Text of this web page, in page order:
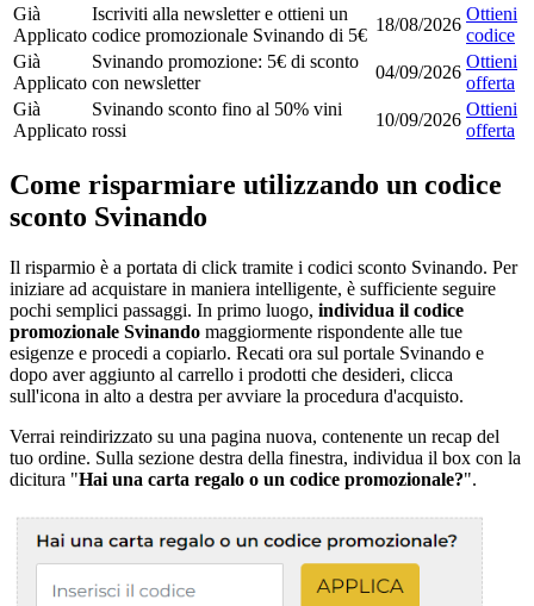
Già
Applicato
Iscriviti alla newsletter e ottieni un
codice promozionale Svinando di 5€
18/08/2026
Ottieni
codice
Già
Applicato
Svinando promozione: 5€ di sconto
con newsletter
04/09/2026
Ottieni
offerta
Già
Applicato
Svinando sconto fino al 50% vini
rossi
10/09/2026
Ottieni
offerta
Come risparmiare utilizzando un codice
sconto Svinando
Il risparmio è a portata di click tramite i codici sconto Svinando. Per
iniziare ad acquistare in maniera intelligente, è sufficiente seguire
pochi semplici passaggi. In primo luogo, individua il codice
promozionale Svinando maggiormente rispondente alle tue
esigenze e procedi a copiarlo. Recati ora sul portale Svinando e
dopo aver aggiunto al carrello i prodotti che desideri, clicca
sull'icona in alto a destra per avviare la procedura d'acquisto.
Verrai reindirizzato su una pagina nuova, contenente un recap del
tuo ordine. Sulla sezione destra della finestra, individua il box con la
dicitura "Hai una carta regalo o un codice promozionale?".